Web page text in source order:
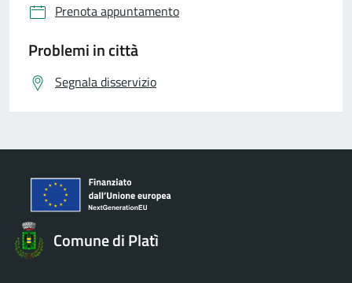
Prenota appuntamento
Problemi in città
Segnala disservizio
Comune di Platì